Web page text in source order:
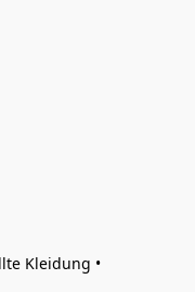
Kleidung •